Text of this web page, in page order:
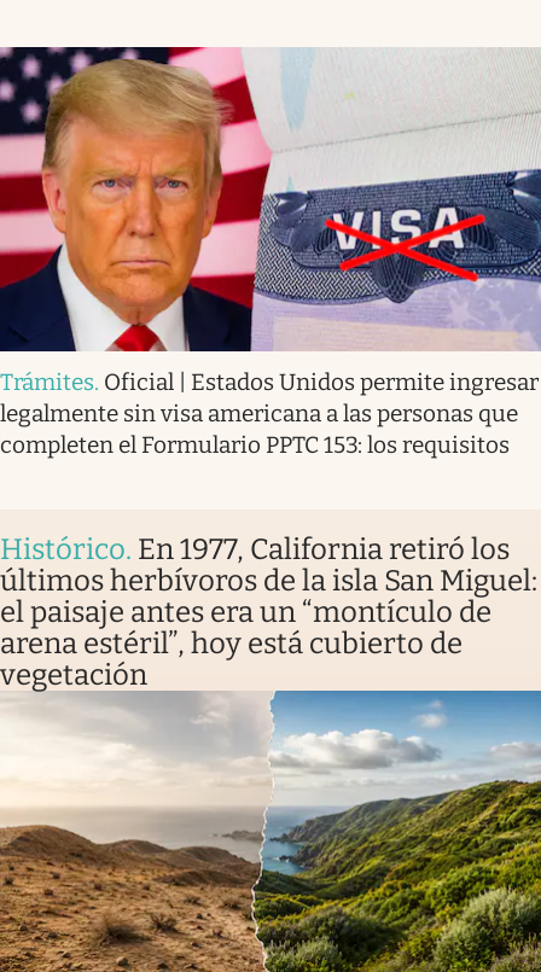
Trámites. Oficial | Estados Unidos permite ingresar
legalmente sin visa americana a las personas que
completen el Formulario PPTC 153: los requisitos
Histórico. En 1977, California retiró los
últimos herbívoros de la isla San Miguel:
el paisaje antes era un “montículo de
arena estéril”, hoy está cubierto de
vegetación